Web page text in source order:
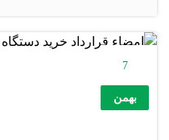
7
بهمن